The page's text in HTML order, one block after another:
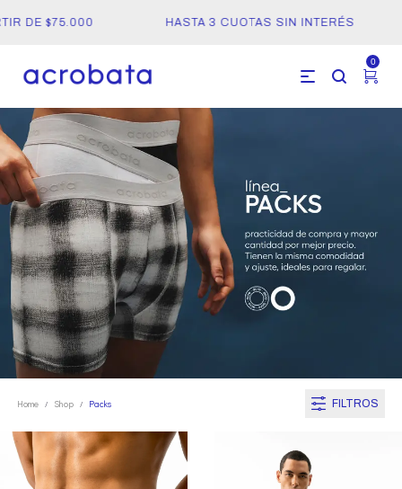
DE $75.000 HASTA 3 CUOTAS SIN INTERÉS
0
Home / Shop / Packs FILTROS